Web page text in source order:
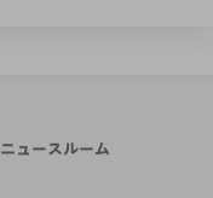
ニュースルーム